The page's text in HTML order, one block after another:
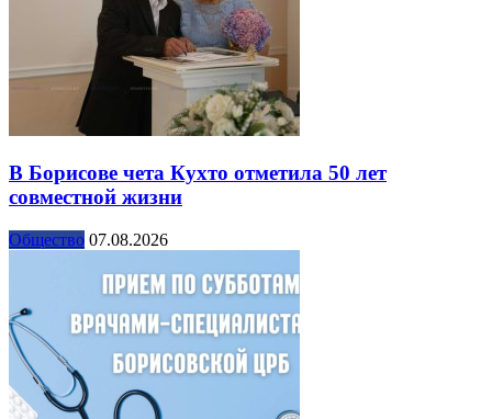
В Борисове чета Кухто отметила 50 лет
совместной жизни
Общество 07.08.2026